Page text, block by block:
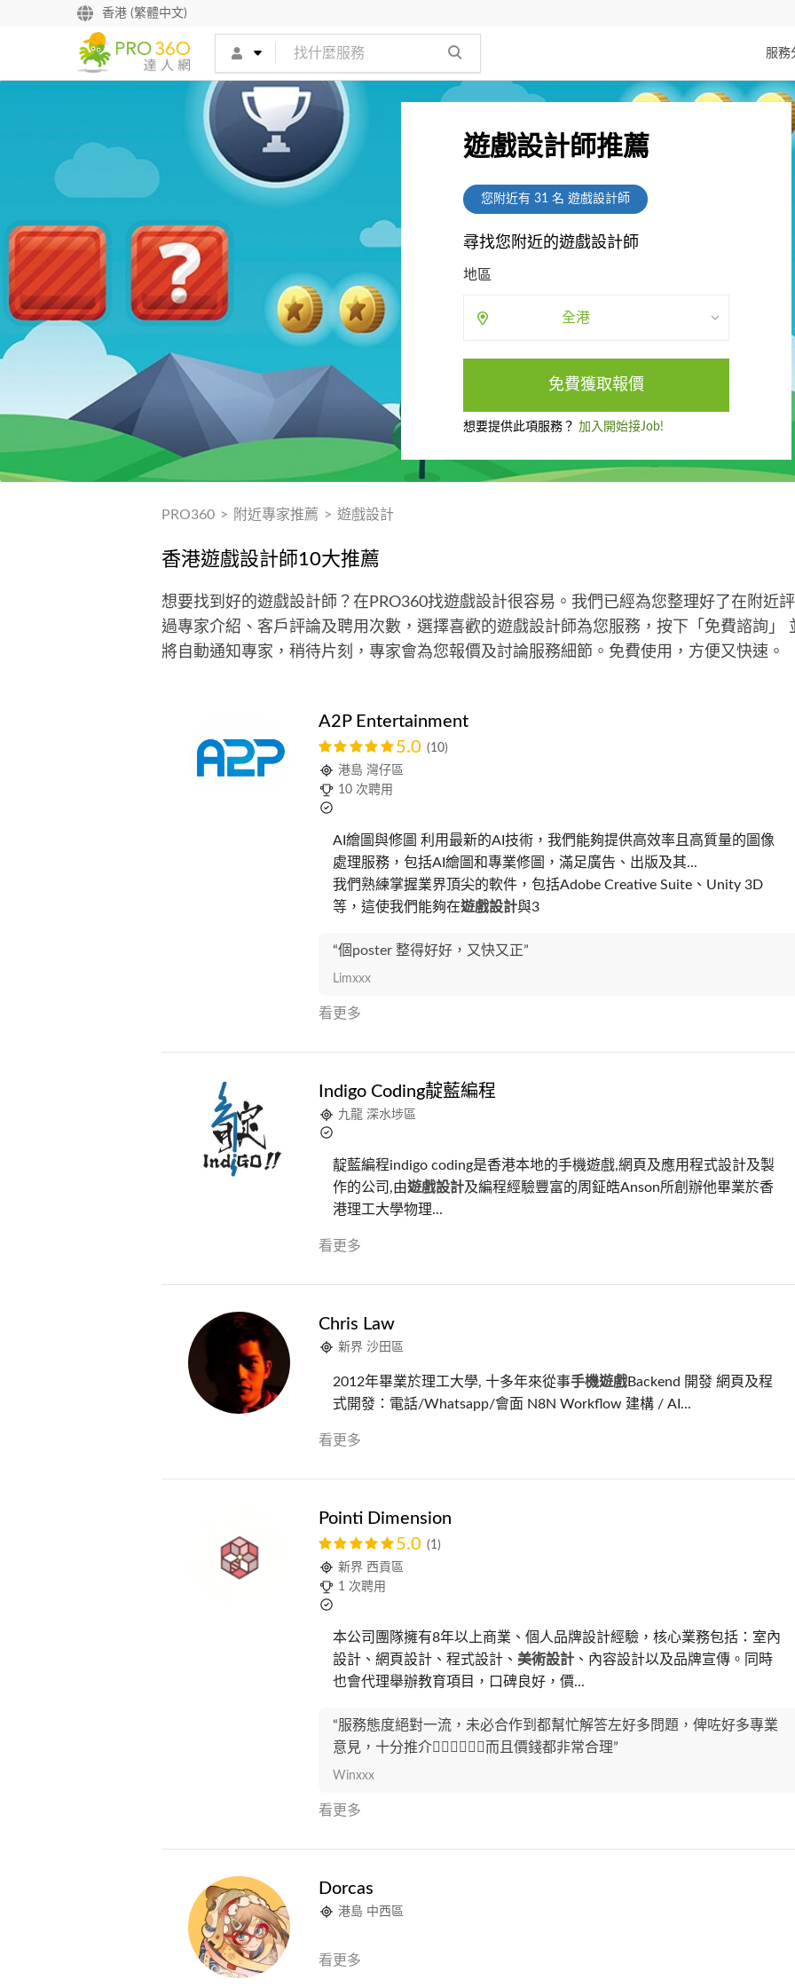
香港 (繁體中文)
服務
遊戲設計師推薦
您附近有 31名 遊戲設計師
尋找您附近的遊戲設計師
地區
全港
免費獲取報價
想要提供此項服務？ 加入開始接Job!
PRO360 > 附近專家推薦 > 遊戲設計
香港遊戲設計師10大推薦
想要找到好的遊戲設計師？在PRO360找遊戲設計很容易。我們已經為您整理好了在附近
過專家介紹、客戶評論及聘用次數，選擇喜歡的遊戲設計師為您服務，按下「免費諮詢」
將自動通知專家，稍待片刻，專家會為您報價及討論服務細節。免費使用，方便又快速。
A2P Entertainment
5.0 (10)
港島 灣仔區
10 次聘用
AI繪圖與修圖 利用最新的AI技術，我們能夠提供高效率且高質量的圖像
處理服務，包括AI繪圖和專業修圖，滿足廣告、出版及其...
我們熟練掌握業界頂尖的軟件，包括Adobe Creative Suite、Unity 3D
等，這使我們能夠在遊戲設計與3
“個poster 整得好好，又快又正”
Limxxx
看更多
Indigo Coding靛藍編程
九龍 深水埗區
靛藍編程indigo coding是香港本地的手機遊戲,網頁及應用程式設計及製
作的公司,由遊戲設計及編程經驗豐富的周鉦皓Anson所創辦他畢業於香
港理工大學物理...
看更多
Chris Law
新界 沙田區
2012年畢業於理工大學, 十多年來從事手機遊戲Backend 開發 網頁及程
式開發：電話/Whatsapp/會面 N8N Workflow 建構 / AI...
看更多
Pointi Dimension
5.0 (1)
新界 西貢區
1 次聘用
本公司團隊擁有8年以上商業、個人品牌設計經驗，核心業務包括：室內
設計、網頁設計、程式設計、 美術設計、內容設計以及品牌宣傳。同時
也會代理舉辦教育項目，口碑良好，價...
“服務態度絕對一流，未必合作到都幫忙解答左好多問題，俾咗好多專業
意見，十分推介👍🏻👍🏻👍🏻而且價錢都非常合理”
Winxxx
看更多
Dorcas
港島 中西區
看更多